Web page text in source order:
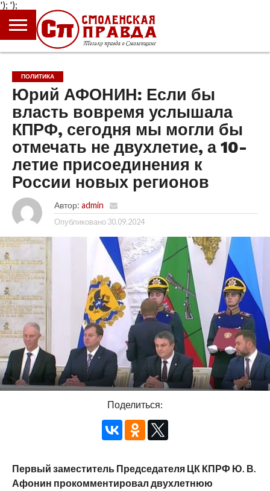
');
ГЛАВНАЯ
НОВОСТИ
ПРОИСШЕСТВИЯ
ПОЛИТИКА
КУЛЬТУРА
ЭКОНОМИКА
ОБЩЕСТВО
БЛОГИ
ПОЛИТИКА
Юрий АФОНИН: Если бы
власть вовремя услышала
КПРФ, сегодня мы могли бы
отмечать не двухлетие, а 10-
летие присоединения к
России новых регионов
Автор: admin
Опубликовано 30.09.2024
Поделиться:
Первый заместитель Председателя ЦК КПРФ Ю. В.
Афонин прокомментировал двухлетнюю
');